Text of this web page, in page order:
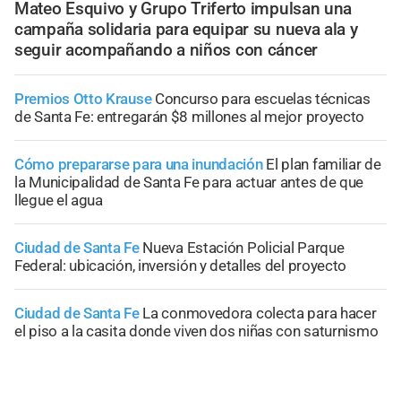
Mateo Esquivo y Grupo Triferto impulsan una
campaña solidaria para equipar su nueva ala y
seguir acompañando a niños con cáncer
Premios Otto Krause Concurso para escuelas técnicas
de Santa Fe: entregarán $8 millones al mejor proyecto
Cómo prepararse para una inundación El plan familiar de
la Municipalidad de Santa Fe para actuar antes de que
llegue el agua
Ciudad de Santa Fe Nueva Estación Policial Parque
Federal: ubicación, inversión y detalles del proyecto
Ciudad de Santa Fe La conmovedora colecta para hacer
el piso a la casita donde viven dos niñas con saturnismo